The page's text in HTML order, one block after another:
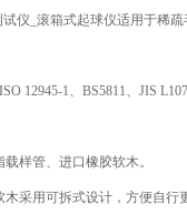
_滚箱式起球仪适用于稀疏
12945-1、BS5811、JIS
样管、进口橡胶软木。
用可拆式设计，方便自行更